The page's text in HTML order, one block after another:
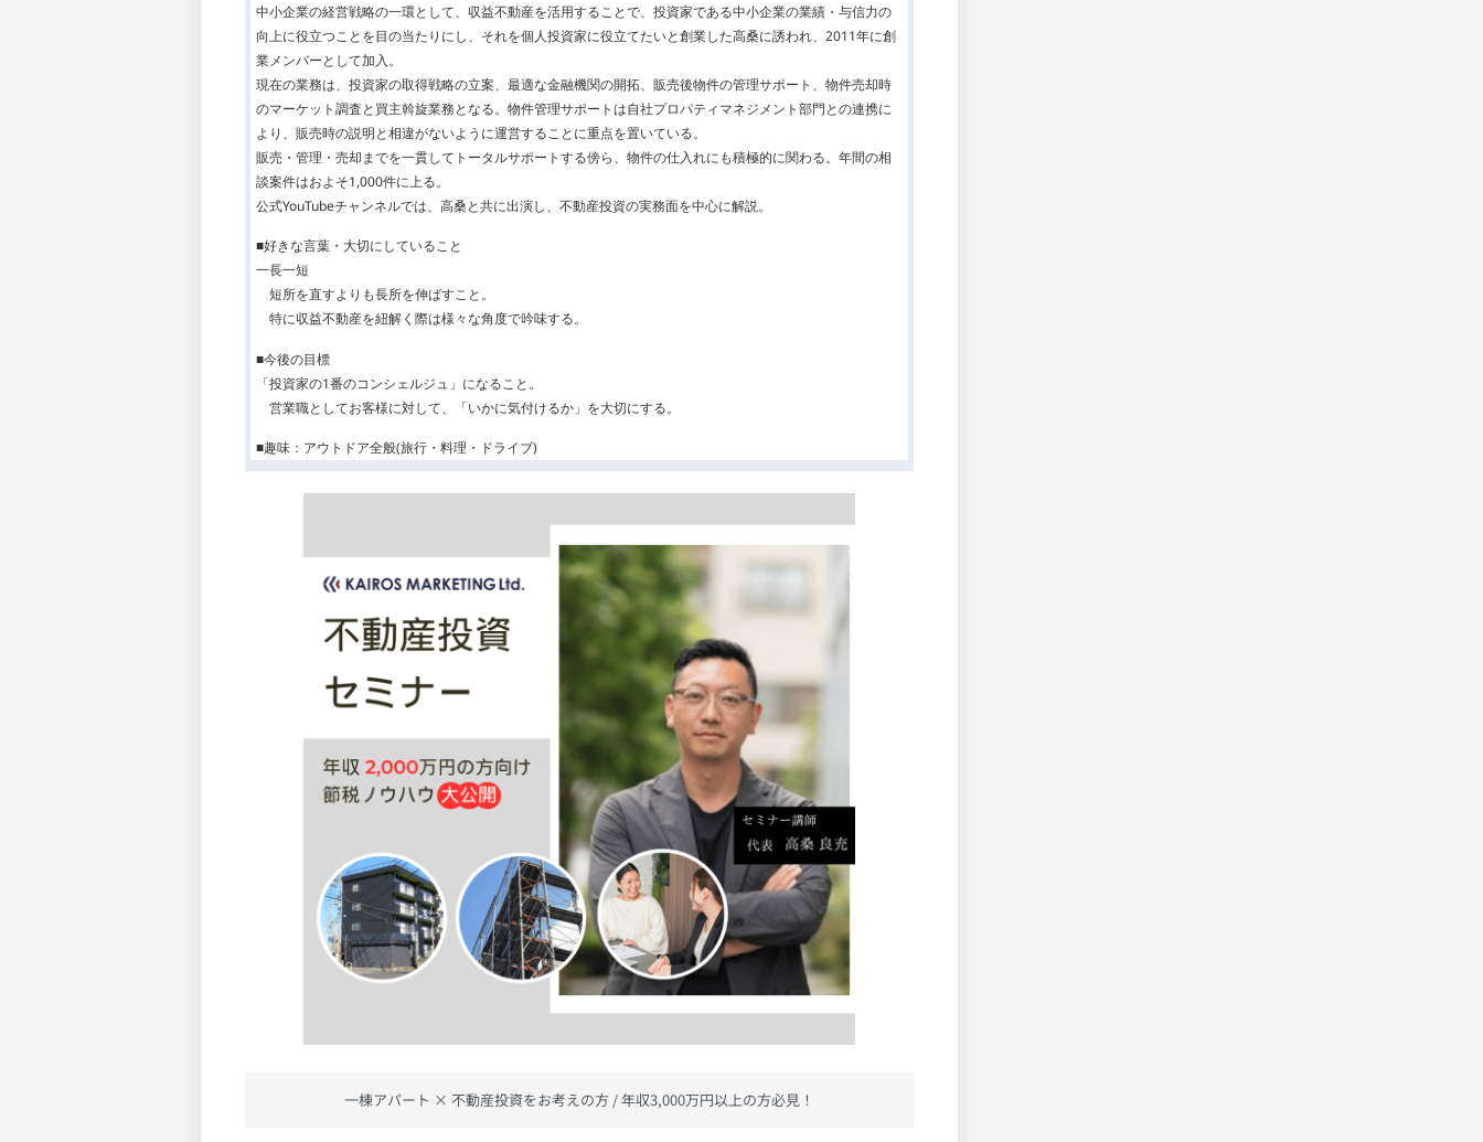
中小企業の経営戦略の一環として、収益不動産を活用することで、投資家である中小企業の業績・与信力の
向上に役立つことを目の当たりにし、それを個人投資家に役立てたいと創業した高桑に誘われ、2011年に創
業メンバーとして加入。
現在の業務は、投資家の取得戦略の立案、最適な金融機関の開拓、販売後物件の管理サポート、物件売却時
のマーケット調査と買主斡旋業務となる。物件管理サポートは自社プロパティマネジメント部門との連携に
より、販売時の説明と相違がないように運営することに重点を置いている。
販売・管理・売却までを一貫してトータルサポートする傍ら、物件の仕入れにも積極的に関わる。年間の相
談案件はおよそ1,000件に上る。
公式YouTubeチャンネルでは、高桑と共に出演し、不動産投資の実務面を中心に解説。
■好きな言葉・大切にしていること
一長一短
短所を直すよりも長所を伸ばすこと。
特に収益不動産を紐解く際は様々な角度で吟味する。
■今後の目標
「投資家の1番のコンシェルジュ」になること。
営業職としてお客様に対して、「いかに気付けるか」を大切にする。
■趣味：アウトドア全般(旅行・料理・ドライブ)
一棟アパート × 不動産投資をお考えの方 / 年収3,000万円以上の方必見！